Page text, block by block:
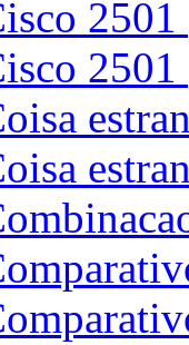
2501
2501